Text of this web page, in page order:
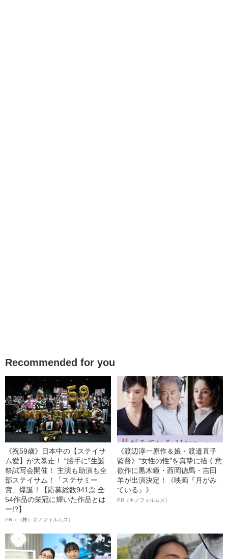
Recommended for you
《祝59歳》日本中の【ステイサ
ム愛】が大暴走！ “勝手に”生誕
祭試写会開催！ 主演も助演も全
部ステイサム！「ステサミー
賞」爆誕！【応募総数941票 全
54作品の栄冠に輝いた作品とは
ー!?】
PR（（株）キノフィルムズ）
《渡辺淳一原作＆娘・渡邉直子
監督》“女性の性”を真摯に描く意
欲作に黒木瞳・西岡德馬・吉田
羊が出演決定！《映画『月がみ
ている』》
PR（キノフィルムズ）